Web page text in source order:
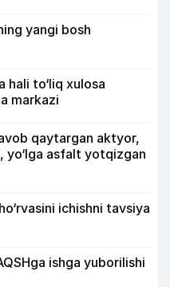
yangi bosh
hali to‘liq xulosa
markazi
qaytargan aktyor,
yo‘lga asfalt yotqizgan
ichishni tavsiya
ishga yuborilishi